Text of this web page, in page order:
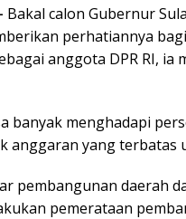
Bakal calon Gubernur
perhatiannya
anggota DPR RI,
banyak menghadapi
anggaran yang terbatas
pembangunan daerah
pemerataan